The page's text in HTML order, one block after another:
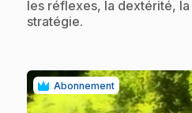
les réflexes, la dextérité,
stratégie.
Abonnement